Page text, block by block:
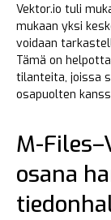
Vektor.io tuli
mukaan yksi
voidaan
Tämä on
tilanteita, joissa
osapuolten
M-
osana